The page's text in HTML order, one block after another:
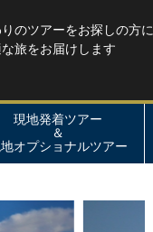
のツアーをお探しの方に
旅をお届けします
現地発着ツアー
＆
オプショナルツアー